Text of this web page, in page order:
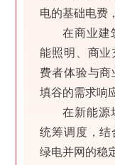
电的基础电费
在商业建
能照明、商业
费者体验与
填谷的需求响
在新能源
统筹调度，结
绿电并网的稳